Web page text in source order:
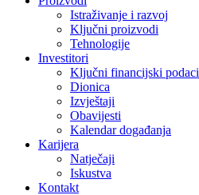
Istraživanje i razvoj
Ključni proizvodi
Tehnologije
Investitori
Ključni financijski podaci
Dionica
Izvještaji
Obavijesti
Kalendar događanja
Karijera
Natječaji
Iskustva
Kontakt